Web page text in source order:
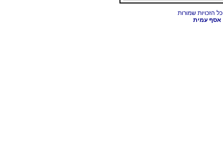
אסף עמית